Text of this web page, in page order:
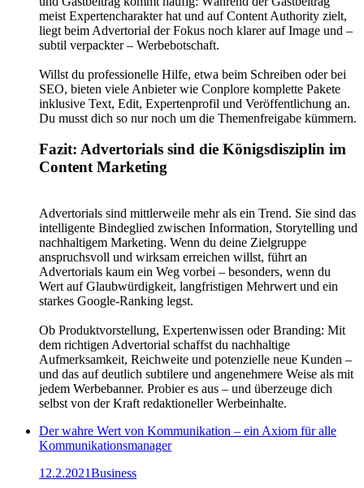
meist Expertencharakter hat und auf Content Authority zielt,
liegt beim Advertorial der Fokus noch klarer auf Image und –
subtil verpackter – Werbebotschaft.
Willst du professionelle Hilfe, etwa beim Schreiben oder bei
SEO, bieten viele Anbieter wie Conplore komplette Pakete
inklusive Text, Edit, Expertenprofil und Veröffentlichung an.
Du musst dich so nur noch um die Themenfreigabe kümmern.
Fazit: Advertorials sind die Königsdisziplin im
Content Marketing
Advertorials sind mittlerweile mehr als ein Trend. Sie sind das
intelligente Bindeglied zwischen Information, Storytelling und
nachhaltigem Marketing. Wenn du deine Zielgruppe
anspruchsvoll und wirksam erreichen willst, führt an
Advertorials kaum ein Weg vorbei – besonders, wenn du
Wert auf Glaubwürdigkeit, langfristigen Mehrwert und ein
starkes Google-Ranking legst.
Ob Produktvorstellung, Expertenwissen oder Branding: Mit
dem richtigen Advertorial schaffst du nachhaltige
Aufmerksamkeit, Reichweite und potenzielle neue Kunden –
und das auf deutlich subtilere und angenehmere Weise als mit
jedem Werbebanner. Probier es aus – und überzeuge dich
selbst von der Kraft redaktioneller Werbeinhalte.
Der wahre Wert von Kommunikation – ein Axiom für alle
Kommunikationsmanager
12.2.2021Business